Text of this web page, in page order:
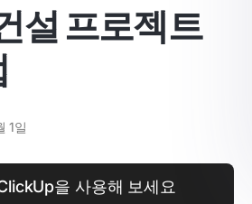
설 프로젝트
1일
을 사용해 보세요